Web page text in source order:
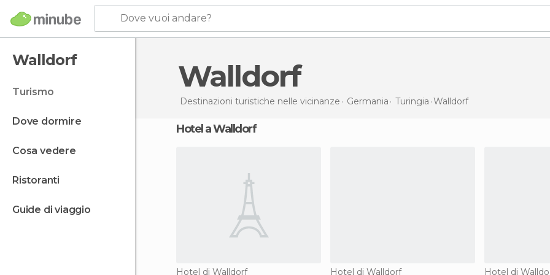
Dove vuoi andare?
Walldorf
turismo
dove dormire
cosa vedere
ristoranti
guide di viaggio
Walldorf
Destinazioni turistiche nelle vicinanze Germania Turingia Walldorf
Hotel a Walldorf
Hotel di Walldorf
Hotel di Walldorf
Hotel di